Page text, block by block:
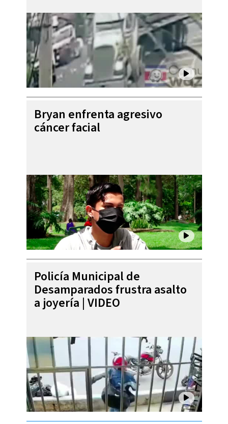
Bryan enfrenta agresivo
cáncer facial
Policía Municipal de
Desamparados frustra asalto
a joyería | VIDEO